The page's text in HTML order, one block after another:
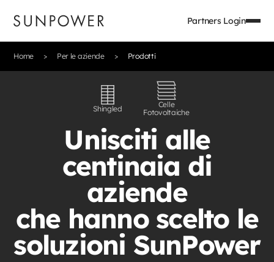
Partners Login
Home Per le aziende Prodotti
Shingled
Celle
Fotovoltaiche
Unisciti alle
centinaia di
aziende
che hanno scelto le
soluzioni SunPower